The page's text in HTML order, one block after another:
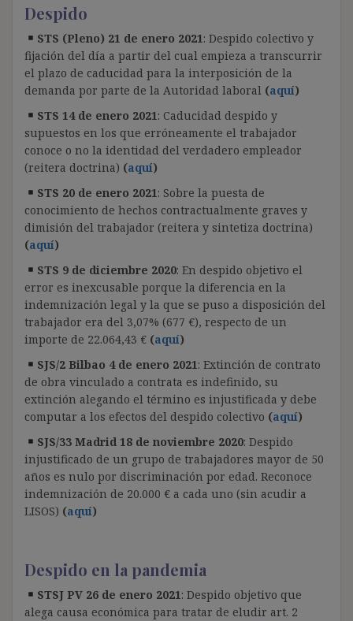
Despido
STS (Pleno) 21 de enero 2021: Despido colectivo y
fijación del día a partir del cual empieza a transcurrir
el plazo de caducidad para la interposición de la
demanda por parte de la Autoridad laboral (aquí)
STS 14 de enero 2021: Caducidad despido y
supuestos en los que erróneamente el trabajador
conoce o no la identidad del verdadero empleador
(reitera doctrina) (aquí)
STS 20 de enero 2021: Sobre la puesta de
conocimiento de hechos contractualmente graves y
dimisión del trabajador (reitera y sintetiza doctrina)
(aquí)
STS 9 de diciembre 2020: En despido objetivo el
error es inexcusable porque la diferencia en la
indemnización legal y la que se puso a disposición del
trabajador era del 3,07% (677 €), respecto de un
importe de 22.064,43 € (aquí)
SJS/2 Bilbao 4 de enero 2021: Extinción de contrato
de obra vinculado a contrata es indefinido, su
extinción alegando el término es injustificada y debe
computar a los efectos del despido colectivo (aquí)
SJS/33 Madrid 18 de noviembre 2020: Despido
injustificado de un grupo de trabajadores mayor de 50
años es nulo por discriminación por edad. Reconoce
indemnización de 20.000 € a cada uno (sin acudir a
LISOS) (aquí)
Despido en la pandemia
STSJ PV 26 de enero 2021: Despido objetivo que
alega causa económica para tratar de eludir art. 2